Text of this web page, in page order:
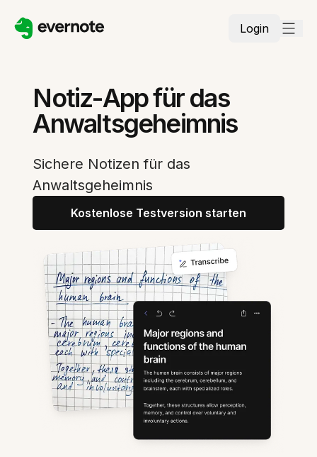
Login
Notiz-App für das
Anwaltsgeheimnis
Sichere Notizen für das
Anwaltsgeheimnis
Kostenlose Testversion starten